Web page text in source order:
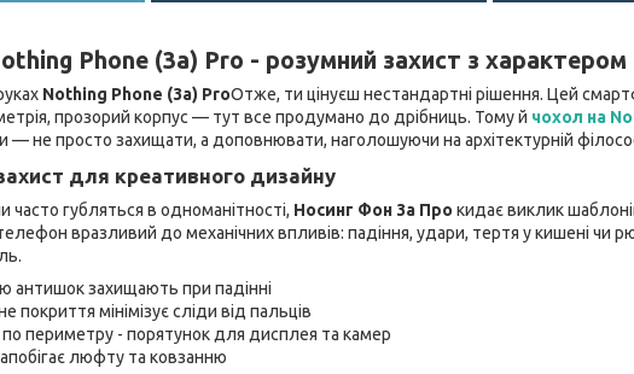
Phone (3a) Pro - розумний захист з характером
Nothing Phone (3a) ProОтже, ти цінуєш нестандартні рішення. Цей
прозорий корпус — тут все продумано до дрібниць. Тому й чохол на
— не просто захищати, а доповнювати, наголошуючи на архітектурній
для креативного дизайну
часто губляться в одноманітності, Носинг Фон 3а Про кидає виклик
вразливий до механічних впливів: падіння, удари, тертя у кишені чи
антишок захищають при падінні
покриття мінімізує сліди від пальців
периметру - порятунок для дисплея та камер
люфту та ковзанню